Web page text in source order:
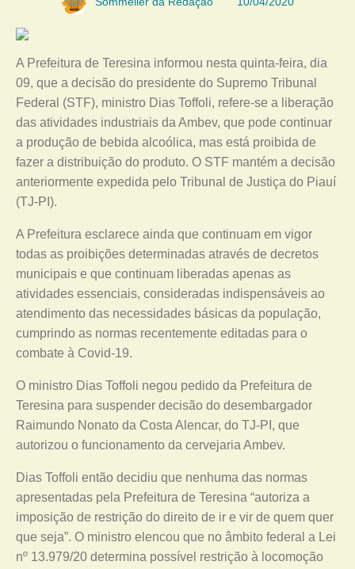
A Prefeitura de Teresina informou nesta quinta-feira, dia
09, que a decisão do presidente do Supremo Tribunal
Federal (STF), ministro Dias Toffoli, refere-se a liberação
das atividades industriais da Ambev, que pode continuar
a produção de bebida alcoólica, mas está proibida de
fazer a distribuição do produto. O STF mantém a decisão
anteriormente expedida pelo Tribunal de Justiça do Piauí
(TJ-PI).
A Prefeitura esclarece ainda que continuam em vigor
todas as proibições determinadas através de decretos
municipais e que continuam liberadas apenas as
atividades essenciais, consideradas indispensáveis ao
atendimento das necessidades básicas da população,
cumprindo as normas recentemente editadas para o
combate à Covid-19.
O ministro Dias Toffoli negou pedido da Prefeitura de
Teresina para suspender decisão do desembargador
Raimundo Nonato da Costa Alencar, do TJ-PI, que
autorizou o funcionamento da cervejaria Ambev.
Dias Toffoli então decidiu que nenhuma das normas
apresentadas pela Prefeitura de Teresina “autoriza a
imposição de restrição do direito de ir e vir de quem quer
que seja”. O ministro elencou que no âmbito federal a Lei
nº 13.979/20 determina possível restrição à locomoção